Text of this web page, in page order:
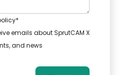
*
emails about SprutCAM X
and news